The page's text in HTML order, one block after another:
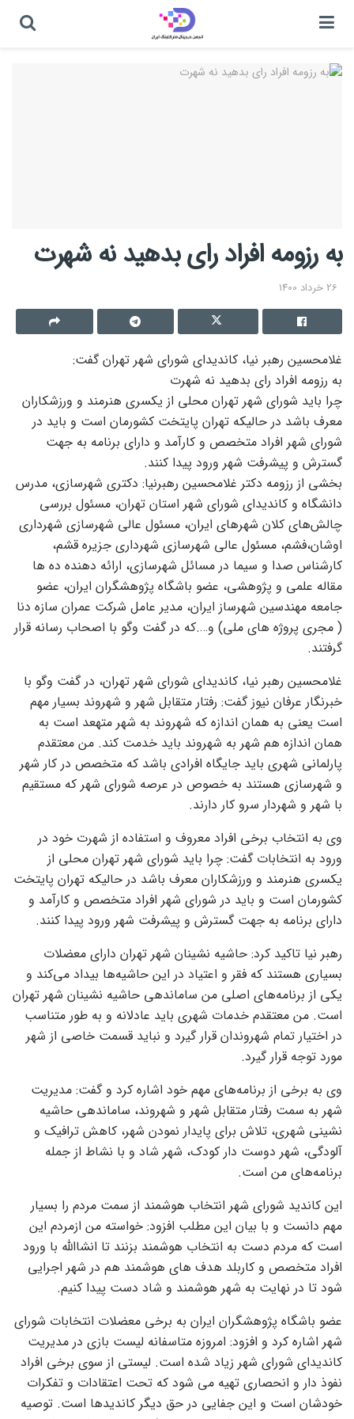
به رزومه افراد رای بدهید نه شهرت
26 خرداد 1400
غلامحسین رهبر نیا، کاندیدای شورای شهر تهران گفت:
به رزومه افراد رای بدهید نه شهرت
چرا باید شورای شهر تهران محلی از یکسری هنرمند و ورزشکاران
معرف باشد در حالیکه تهران پایتخت کشورمان است و باید در
شورای شهر افراد متخصص و کارآمد و دارای برنامه به جهت
گسترش و پیشرفت شهر ورود پیدا کنند.
بخشی از رزومه دکتر غلامحسین رهبرنیا: دکتری شهرسازی، مدرس
دانشگاه و کاندیدای شورای شهر استان تهران، مسئول بررسی
چالش‌های کلان شهرهای ایران، مسئول عالی شهرسازی شهرداری
اوشان،فشم، مسئول عالی شهرسازی شهرداری جزیره قشم،
کارشناس صدا و سیما در مسائل شهرسازی، ارائه دهنده ده ها
مقاله علمی و پژوهشی، عضو باشگاه پژوهشگران ایران، عضو
جامعه مهندسین شهرساز ایران، مدیر عامل شرکت عمران سازه دنا
( مجری پروژه های ملی) و….که در گفت وگو با اصحاب رسانه قرار
گرفتند.
غلامحسین رهبر نیا، کاندیدای شورای شهر تهران، در گفت وگو با
خبرنگار عرفان نیوز گفت: رفتار متقابل شهر و شهروند بسیار مهم
است یعنی به همان اندازه که شهروند به شهر متهعد است به
همان اندازه هم شهر به شهروند باید خدمت کند. من معتقدم
پارلمانی شهری باید جایگاه افرادی باشد که متخصص در کار شهر
و شهرسازی هستند به خصوص در عرصه شورای شهر که مستقیم
با شهر و شهردار سرو کار دارند.
وی به انتخاب برخی افراد معروف و استفاده از شهرت خود در
ورود به انتخابات گفت: چرا باید شورای شهر تهران محلی از
یکسری هنرمند و ورزشکاران معرف باشد در حالیکه تهران پایتخت
کشورمان است و باید در شورای شهر افراد متخصص و کارآمد و
دارای برنامه به جهت گسترش و پیشرفت شهر ورود پیدا کنند.
رهبر نیا تاکید کرد: حاشیه نشینان شهر تهران دارای معضلات
بسیاری هستند که فقر و اعتیاد در این حاشیه‌ها بیداد می‌کند و
یکی از برنامه‌های اصلی من ساماندهی حاشیه نشینان شهر تهران
است. من معتقدم خدمات شهری باید عادلانه و به طور متناسب
در اختیار تمام شهروندان قرار گیرد و نباید قسمت خاصی از شهر
مورد توجه قرار گیرد.
وی به برخی از برنامه‌های مهم خود اشاره کرد و گفت: مدیریت
شهر به سمت رفتار متقابل شهر و شهروند، ساماندهی حاشیه
نشینی شهری، تلاش برای پایدار نمودن شهر، کاهش ترافیک و
آلودگی، شهر دوست دار کودک، شهر شاد و با نشاط از جمله
برنامه‌های من است.
این کاندید شورای شهر انتخاب هوشمند از سمت مردم را بسیار
مهم دانست و با بیان این مطلب افزود: خواسته من ازمردم این
است که مردم دست به انتخاب هوشمند بزنند تا انشاالله با ورود
افراد متخصص و کاربلد هدف های هوشمند هم در شهر اجرایی
شود تا در نهایت به شهر هوشمند و شاد دست پیدا کنیم.
عضو باشگاه پژوهشگران ایران به برخی معضلات انتخابات شورای
شهر اشاره کرد و افزود: امروزه متاسفانه لیست بازی در مدیریت
کاندیدای شورای شهر زیاد شده است. لیستی از سوی برخی افراد
نفوذ دار و انحصاری تهیه می شود که تحت اعتقادات و تفکرات
خودشان است و این جفایی در حق دیگر کاندیدها است. توصیه